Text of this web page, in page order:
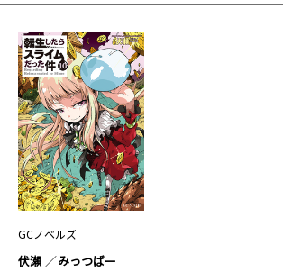
GCノベルズ
伏瀬 みっつばー